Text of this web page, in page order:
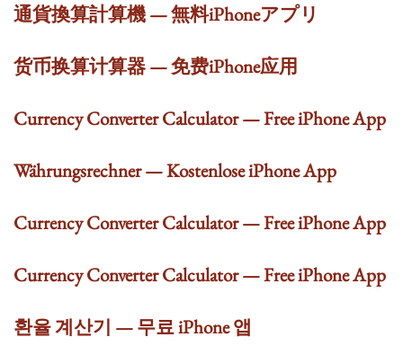
通貨換算計算機 — 無料iPhoneアプリ
货币换算计算器 — 免费iPhone应用
Currency Converter Calculator — Free iPhone App
Währungsrechner — Kostenlose iPhone App
Currency Converter Calculator — Free iPhone App
Currency Converter Calculator — Free iPhone App
환율 계산기 — 무료 iPhone 앱